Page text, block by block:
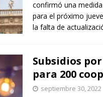
confirmó una
para el próximo
la falta de
Subsidios
para 200
septiembre 30, 2022